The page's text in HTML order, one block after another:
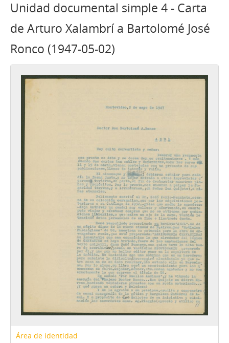
Unidad documental simple 4 - Carta
de Arturo Xalambrí a Bartolomé José
Ronco (1947-05-02)
Área de identidad